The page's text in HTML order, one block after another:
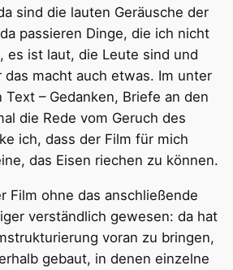
sind die lauten Geräusche der
passieren Dinge, die ich nicht
es ist laut, die Leute sind und
das macht auch etwas. Im unter
– Gedanken, Briefe an den
die Rede vom Geruch des
ich, dass der Film für mich
das Eisen riechen zu können.
Film ohne das anschließende
verständlich gewesen: da hat
voran zu bringen,
gebaut, in denen einzelne